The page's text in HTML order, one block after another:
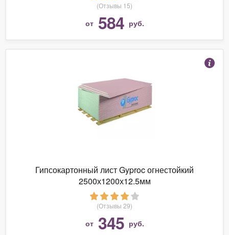
(Отзывы 15)
от 584 руб.
Гипсокартонный лист Gyproc огнестойкий
2500х1200х12.5мм
(Отзывы 29)
от 345 руб.